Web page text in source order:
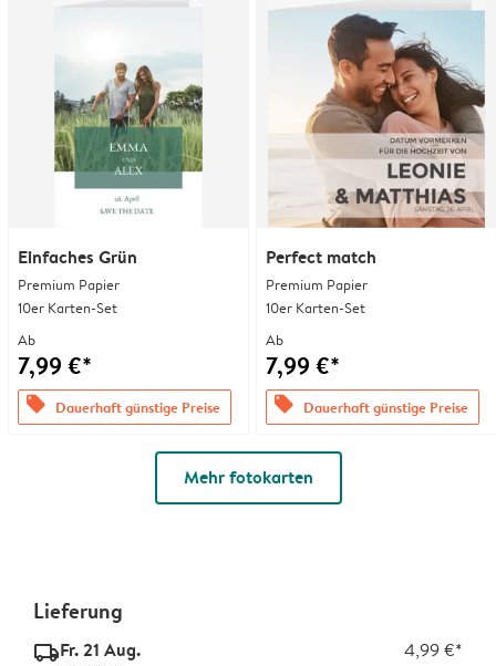
Einfaches Grün
Premium Papier
10er Karten-Set
Ab
7,99 €*
offers Dauerhaft günstige Preise
Perfect match
Premium Papier
10er Karten-Set
Ab
7,99 €*
offers Dauerhaft günstige Preise
Mehr fotokarten
Lieferung
delivery_standard_v2Fr. 21 Aug. 4,99 €*